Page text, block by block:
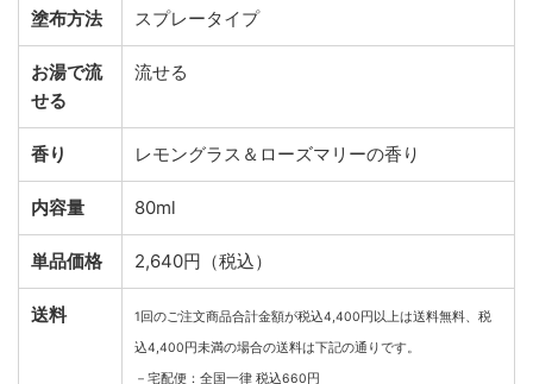
塗布方法 スプレータイプ
お湯で流
せる
流せる
香り レモングラス＆ローズマリーの香り
内容量 80ml
単品価格 2,640円（税込）
送料
1回のご注文商品合計金額が税込4,400円以上は送料無料、税
込4,400円未満の場合の送料は下記の通りです。
－宅配便：全国一律 税込660円